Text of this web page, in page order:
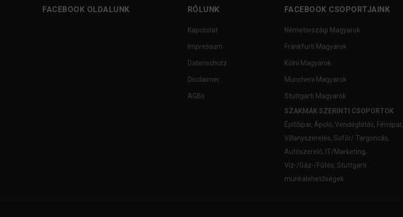
FACEBOOK OLDALUNK RÓLUNK
Kapcsolat
Impressum
Datenschutz
Disclaimer
AGBs
FACEBOOK CSOPORTJAINK
Németországi Magyarok
Frankfurti Magyarok
Kölni Magyarok
Müncheni Magyarok
Stuttgarti Magyarok
SZAKMÁK SZERINTI CSOPORTOK
Építőipar, Ápoló, Vendéglátás, Fémipar,
Villanyszerelés, Sofőr/ Targoncás,
Autószerelő, IT/Marketing,
Víz-/Gáz-/Fűtés, Stuttgarti
munkalehetőségek